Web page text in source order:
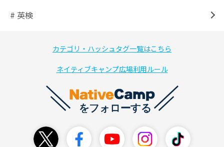
# 英検
カテゴリ・ハッシュタグ一覧はこちら
ネイティブキャンプ広場利用ルール